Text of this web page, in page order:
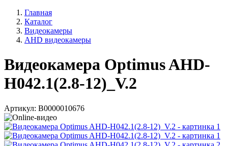
Главная
Каталог
Видеокамеры
AHD видеокамеры
Видеокамера Optimus AHD-
H042.1(2.8-12)_V.2
Артикул: В0000010676